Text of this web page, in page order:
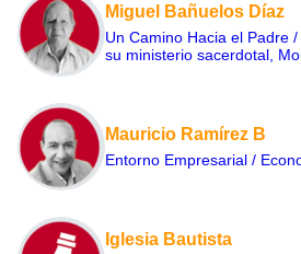
Miguel Bañuelos Díaz
Un Camino Hacia el Padre
su ministerio sacerdotal,
Mauricio Ramírez B
Entorno Empresarial /
Iglesia Bautista